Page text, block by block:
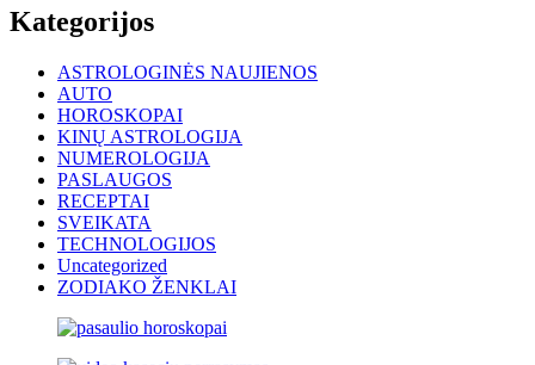
Kategorijos
ASTROLOGINĖS NAUJIENOS
AUTO
HOROSKOPAI
KINŲ ASTROLOGIJA
NUMEROLOGIJA
PASLAUGOS
RECEPTAI
SVEIKATA
TECHNOLOGIJOS
Uncategorized
ZODIAKO ŽENKLAI